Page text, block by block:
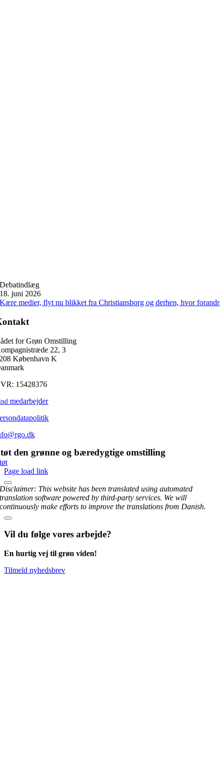
Debatindlæg
18. juni 2026
Kære medier, flyt nu blikket fra Christiansborg og derhen, hvor
for Grøn Omstilling
22, 3
København K
15428376
medarbejder
den grønne og bæredygtige omstilling
Page load link
Disclaimer: This website has been translated using automated
translation software powered by third-party services. We will
continuously make efforts to improve the translations from Danish.
Vil du følge vores arbejde?
En hurtig vej til grøn viden!
Tilmeld nyhedsbrev